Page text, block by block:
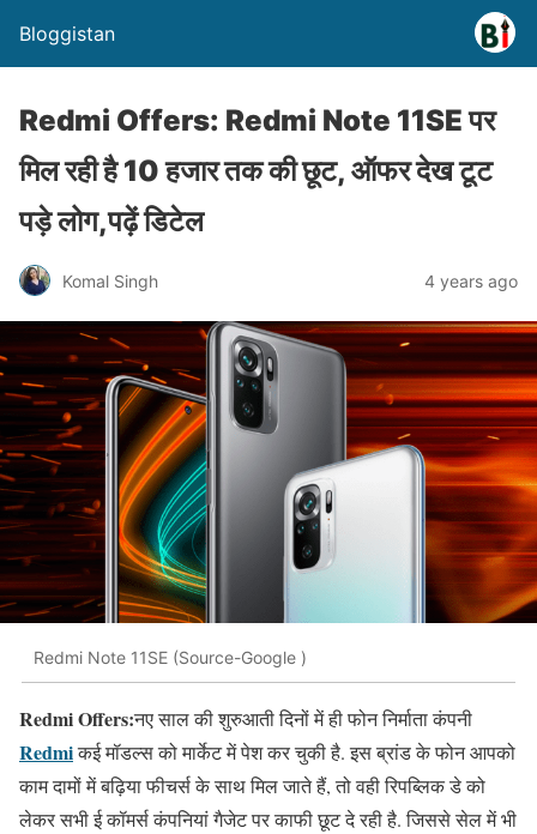
Bloggistan
Redmi Offers: Redmi Note 11SE पर
मिल रही है 10 हजार तक की छूट, ऑफर देख टूट
पड़े लोग,पढ़ें डिटेल
Komal Singh 4 years ago
Redmi Note 11SE (Source-Google )
Redmi Offers:नए साल की शुरुआती दिनों में ही फोन निर्माता कंपनी
Redmiकई मॉडल्स को मार्केट में पेश कर चुकी है. इस ब्रांड के फोन आपको
काम दामों में बढ़िया फीचर्स के साथ मिल जाते हैं, तो वही रिपब्लिक डे को
लेकर सभी ई कॉमर्स कंपनियां गैजेट पर काफी छूट दे रही है. जिससे सेल में भी